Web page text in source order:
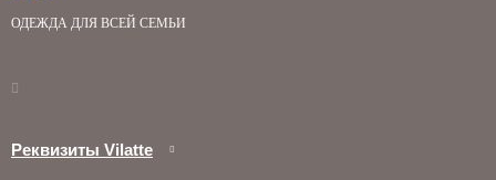
ОДЕЖДА ДЛЯ ВСЕЙ СЕМЬИ
Реквизиты Vilatte